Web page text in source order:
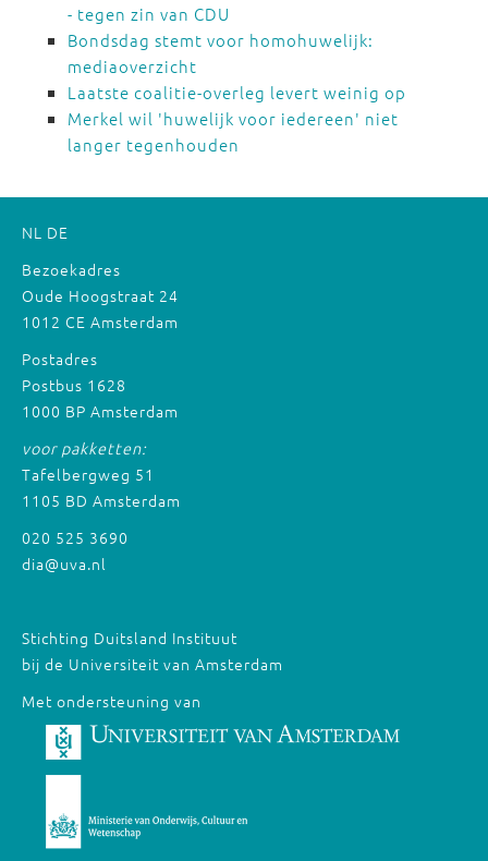
- tegen zin van CDU
Bondsdag stemt voor homohuwelijk:
mediaoverzicht
Laatste coalitie-overleg levert weinig op
Merkel wil 'huwelijk voor iedereen' niet
langer tegenhouden
NL DE
Bezoekadres
Oude Hoogstraat 24
1012 CE Amsterdam
Postadres
Postbus 1628
1000 BP Amsterdam
voor pakketten:
Tafelbergweg 51
1105 BD Amsterdam
020 525 3690
dia@uva.nl
Stichting Duitsland Instituut
bij de Universiteit van Amsterdam
Met ondersteuning van